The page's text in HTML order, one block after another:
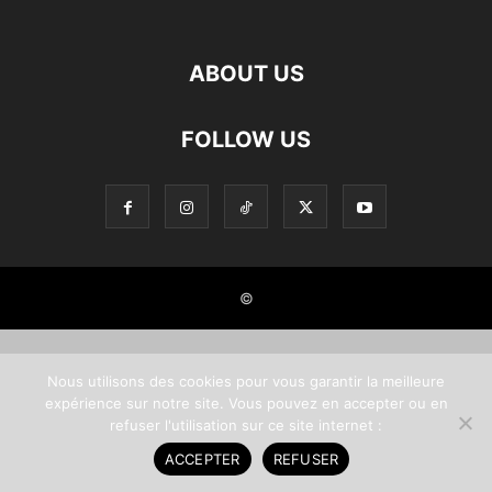
HIGH TECH, INFORMATIQUE & LOGICIEL
MARIAGE & HEUREUX EVÉNEMENT MODE FEMME, HOMME & ENFANT
RENCONTRE, AMOUR & RÉSEAU RESTAURANT, BOISSON & ALIMENTAIRE
SANTÉ & MÉDECINE SÉNIORS & + DE 50 ANS
TRAVAUX, CONSTRUCTION & RÉNOVATION
TRUCS, TIPS & ASTUCES VACANCES, VOYAGE & TOURISME
ABOUT US
FOLLOW US
©
Nous utilisons des cookies pour vous garantir la meilleure
expérience sur notre site. Vous pouvez en accepter ou en
refuser l'utilisation sur ce site internet :
ACCEPTER
REFUSER